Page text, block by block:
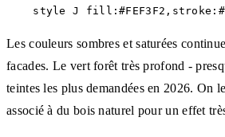
Les couleurs sombres et saturées
facades. Le vert forêt très profond -
teintes les plus demandées en 2026. On
associé à du bois naturel pour un effet